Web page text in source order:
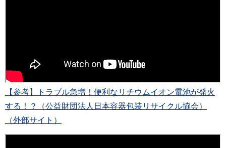
【参考】トラブル急増！便利なリチウムイオン電池が発火
する！？（公益財団法人日本容器包装リサイクル協会）
（外部サイト）